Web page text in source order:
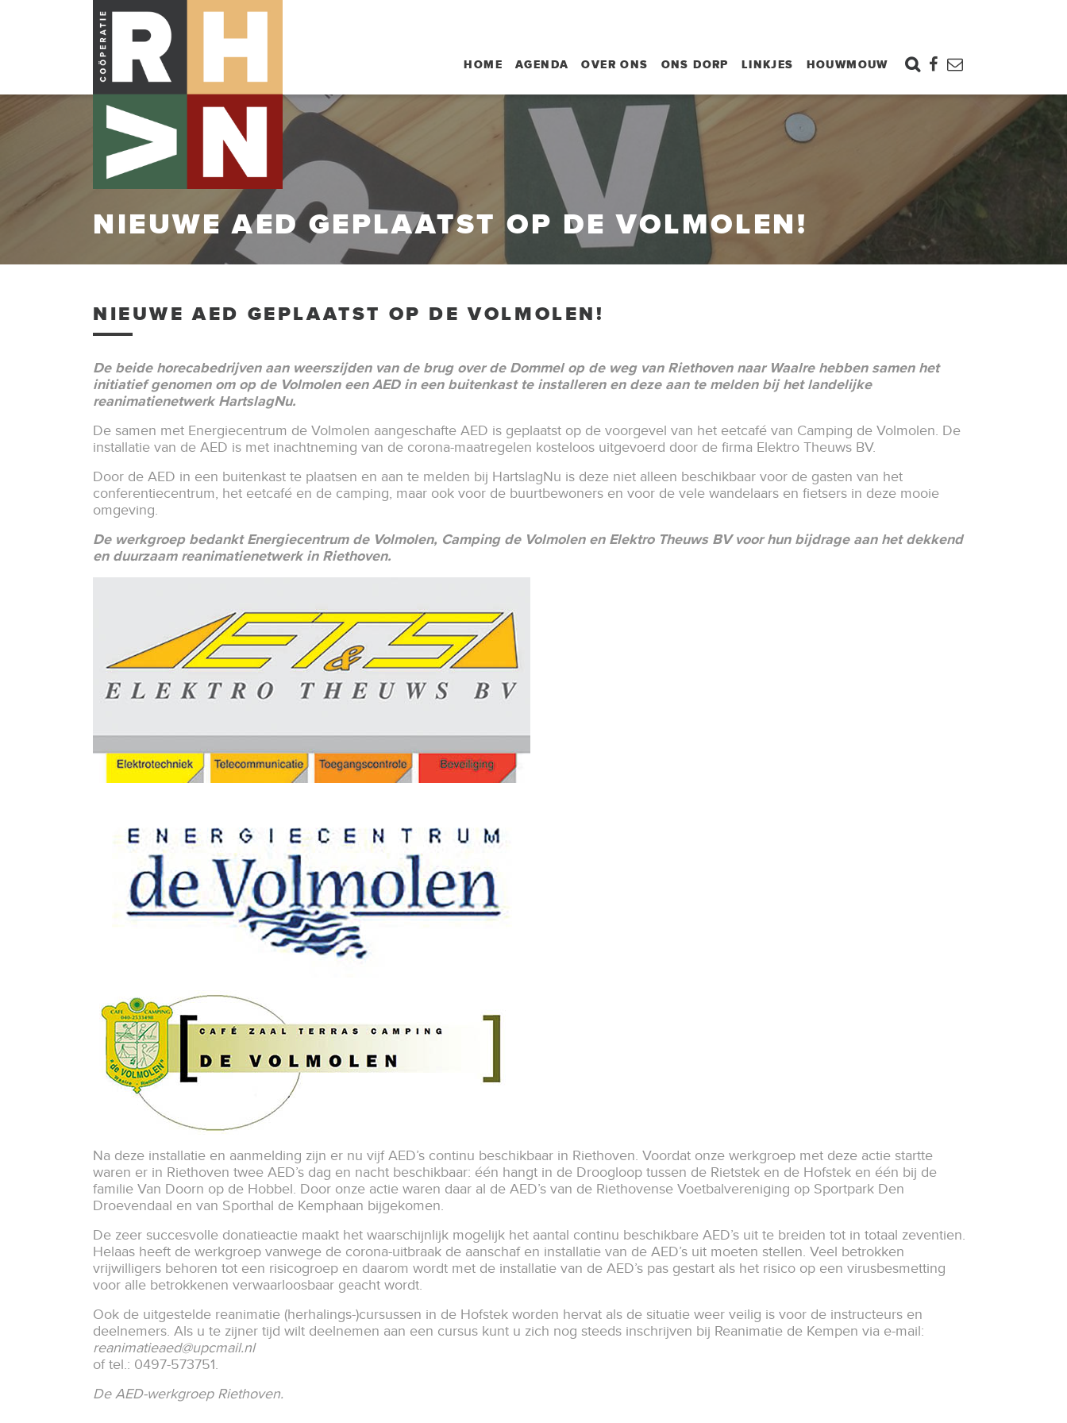
HOME AGENDA OVER ONS ONS DORP LINKJES HOUWMOUW
NIEUWE AED GEPLAATST OP DE VOLMOLEN!
NIEUWE AED GEPLAATST OP DE VOLMOLEN!
De beide horecabedrijven aan weerszijden van de brug over de Dommel op de weg van Riethoven naar Waalre hebben samen het
initiatief genomen om op de Volmolen een AED in een buitenkast te installeren en deze aan te melden bij het landelijke
reanimatienetwerk HartslagNu.
De samen met Energiecentrum de Volmolen aangeschafte AED is geplaatst op de voorgevel van het eetcafé van Camping de Volmolen. De
installatie van de AED is met inachtneming van de corona-maatregelen kosteloos uitgevoerd door de firma Elektro Theuws BV.
Door de AED in een buitenkast te plaatsen en aan te melden bij HartslagNu is deze niet alleen beschikbaar voor de gasten van het
conferentiecentrum, het eetcafé en de camping, maar ook voor de buurtbewoners en voor de vele wandelaars en fietsers in deze mooie
omgeving.
De werkgroep bedankt Energiecentrum de Volmolen, Camping de Volmolen en Elektro Theuws BV voor hun bijdrage aan het dekkend
en duurzaam reanimatienetwerk in Riethoven.
Na deze installatie en aanmelding zijn er nu vijf AED’s continu beschikbaar in Riethoven. Voordat onze werkgroep met deze actie startte
waren er in Riethoven twee AED’s dag en nacht beschikbaar: één hangt in de Droogloop tussen de Rietstek en de Hofstek en één bij de
familie Van Doorn op de Hobbel. Door onze actie waren daar al de AED’s van de Riethovense Voetbalvereniging op Sportpark Den
Droevendaal en van Sporthal de Kemphaan bijgekomen.
De zeer succesvolle donatieactie maakt het waarschijnlijk mogelijk het aantal continu beschikbare AED’s uit te breiden tot in totaal zeventien.
Helaas heeft de werkgroep vanwege de corona-uitbraak de aanschaf en installatie van de AED’s uit moeten stellen. Veel betrokken
vrijwilligers behoren tot een risicogroep en daarom wordt met de installatie van de AED’s pas gestart als het risico op een virusbesmetting
voor alle betrokkenen verwaarloosbaar geacht wordt.
Ook de uitgestelde reanimatie (herhalings-)cursussen in de Hofstek worden hervat als de situatie weer veilig is voor de instructeurs en
deelnemers. Als u te zijner tijd wilt deelnemen aan een cursus kunt u zich nog steeds inschrijven bij Reanimatie de Kempen via e-mail:
reanimatieaed@upcmail.nl
of tel.: 0497-573751.
De AED-werkgroep Riethoven.